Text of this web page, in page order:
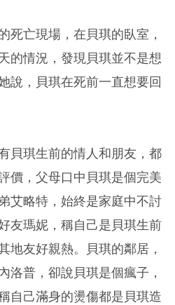
死亡現場，在貝琪的臥室，
的情況，發現貝琪並不是想
說，貝琪在死前一直想要回
貝琪生前的情人和朋友，都
價，父母口中貝琪是個完美
艾略特，始終是家庭中不討
友瑪妮，稱自己是貝琪生前
地友好親熱。貝琪的鄰居，
洛普，卻說貝琪是個瘋子，
自己滿身的燙傷都是貝琪造